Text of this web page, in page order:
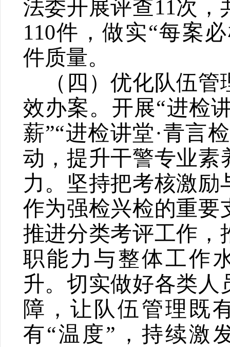
法委开展评查11次，
110件，做实“每案
件质量。
（四）优化队伍
效办案。 开展“进检
薪”“进检讲堂·青言
动，提升干警专业素
力。坚持把考核激励
作为强检兴检的重要
推进分类考评工作，
职能力与整体工作
升。切实做好各类人
障，让队伍管理既
有“温度” ，持续激